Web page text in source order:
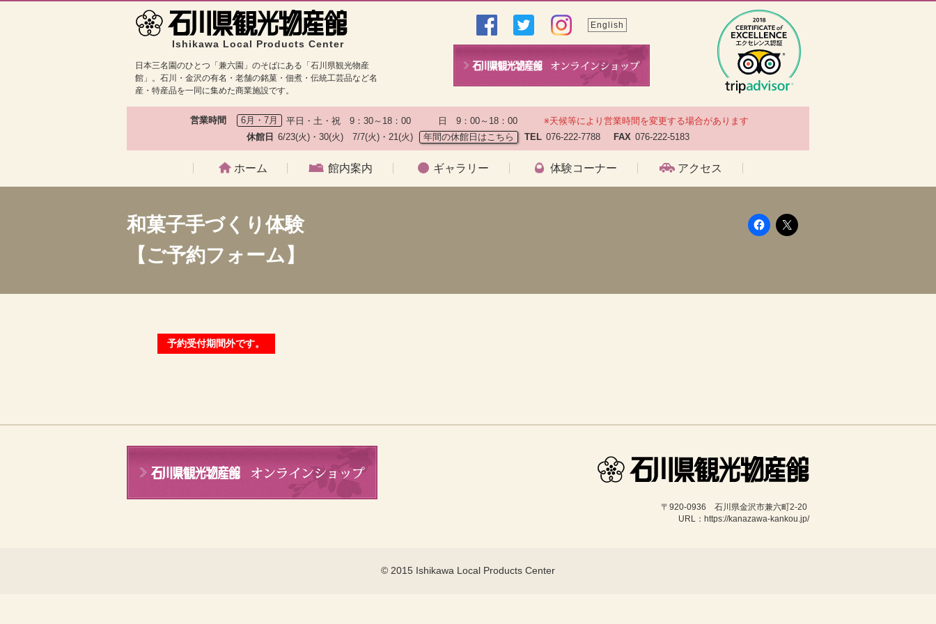
Ishikawa Local Products Center
日本三名園のひとつ「兼六園」のそばにある「石川県観光物産
館」。石川・金沢の有名・老舗の銘菓・佃煮・伝統工芸品など名
産・特産品を一同に集めた商業施設です。
English
営業時間 6月・7月 平日・土・祝　9：30～18：00　　　日　9：00～18：00
※天候等により営業時間を変更する場合があります
休館日 6/23(火)・30(火)　7/7(火)・21(火) 年間の休館日はこちら TEL 076-222-7788 FAX 076-222-5183
ホーム 館内案内 ギャラリー 体験コーナー アクセス
和菓子手づくり体験
【ご予約フォーム】
予約受付期間外です。
〒920-0936　石川県金沢市兼六町2-20
URL：https://kanazawa-kankou.jp/
© 2015 Ishikawa Local Products Center